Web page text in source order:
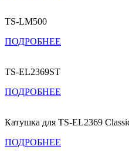
TS-LM500
ПОДРОБНЕЕ
TS-EL2369ST
ПОДРОБНЕЕ
Катушка для TS-EL2369
ПОДРОБНЕЕ